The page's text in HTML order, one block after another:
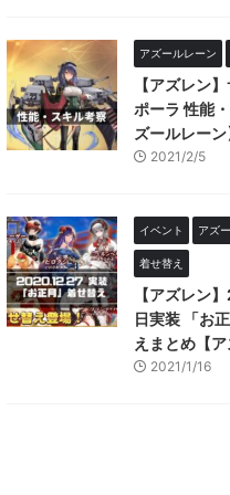
アズールレーン
【アズレン
ポーラ 性能
ズールレーン
2021/2/5
イベント アズ
着せ替え
【アズレン
日実装 「お
えまとめ【ア
2021/1/16